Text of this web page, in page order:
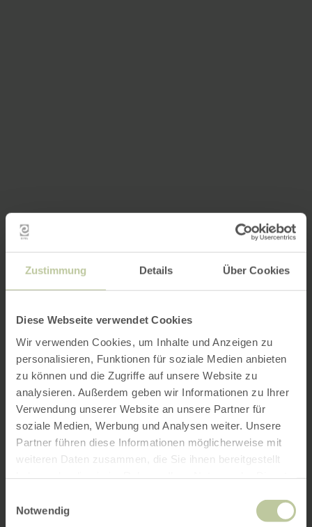
Zustimmung Details Über Cookies
Diese Webseite verwendet Cookies
Wir verwenden Cookies, um Inhalte und Anzeigen zu
personalisieren, Funktionen für soziale Medien anbieten
zu können und die Zugriffe auf unsere Website zu
analysieren. Außerdem geben wir Informationen zu Ihrer
Verwendung unserer Website an unsere Partner für
soziale Medien, Werbung und Analysen weiter. Unsere
Partner führen diese Informationen möglicherweise mit
weiteren Daten zusammen, die Sie ihnen bereitgestellt
Notwendig